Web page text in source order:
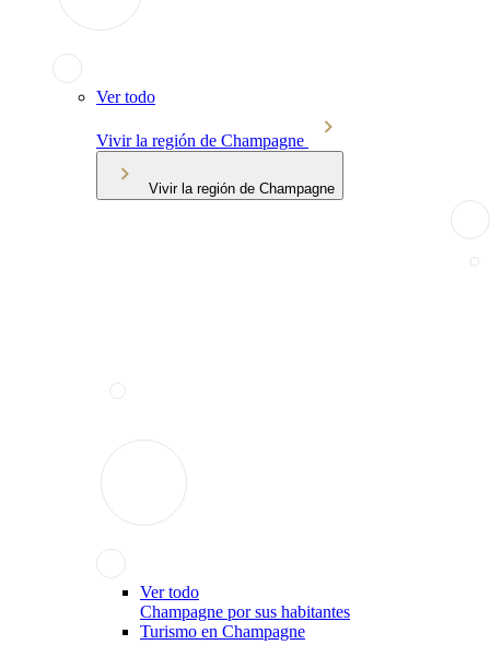
Ver todo
Vivir la región de Champagne
Vivir la región de Champagne
Ver todo
Champagne por sus habitantes
Turismo en Champagne